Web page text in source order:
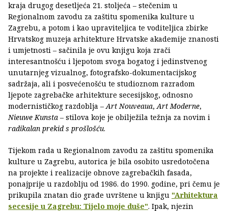
kraja drugog desetljeća 21. stoljeća – stečenim u
Regionalnom zavodu za zaštitu spomenika kulture u
Zagrebu, a potom i kao upraviteljica te voditeljica zbirke
Hrvatskog muzeja arhitekture Hrvatske akademije znanosti
i umjetnosti – sačinila je ovu knjigu koja zrači
interesantnošću i ljepotom svoga bogatog i jedinstvenog
unutarnjeg vizualnog, fotografsko-dokumentacijskog
sadržaja, ali i posvećenošću te studioznom razradom
ljepote zagrebačke arhitekture secesijskog, odnosno
modernističkog razdoblja –Art Nouveaua,Art Moderne,
Nieuwe Kunsta – stilova koje je obilježila težnja za novim i
radikalan prekid s prošlošću.
Tijekom rada u Regionalnom zavodu za zaštitu spomenika
kulture u Zagrebu, autorica je bila osobito usredotočena
na projekte i realizacije obnove zagrebačkih fasada,
ponajprije u razdoblju od 1986. do 1990. godine, pri čemu je
prikupila znatan dio građe uvrštene u knjigu "Arhitektura
secesije u Zagrebu: Tijelo moje duše". Ipak, njezin